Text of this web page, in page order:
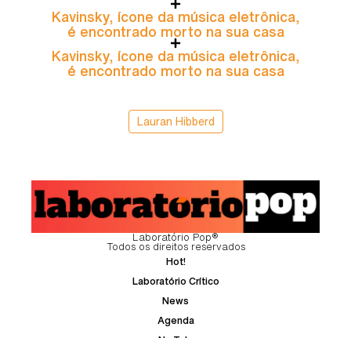
Kavinsky, ícone da música eletrônica,
é encontrado morto na sua casa
Kavinsky, ícone da música eletrônica,
é encontrado morto na sua casa
Lauran Hibberd
Laboratório Pop®
Todos os direitos reservados
Hot!
Laboratório Crítico
News
Agenda